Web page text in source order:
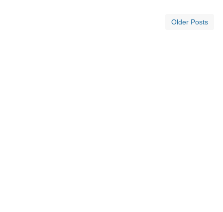
Older Posts